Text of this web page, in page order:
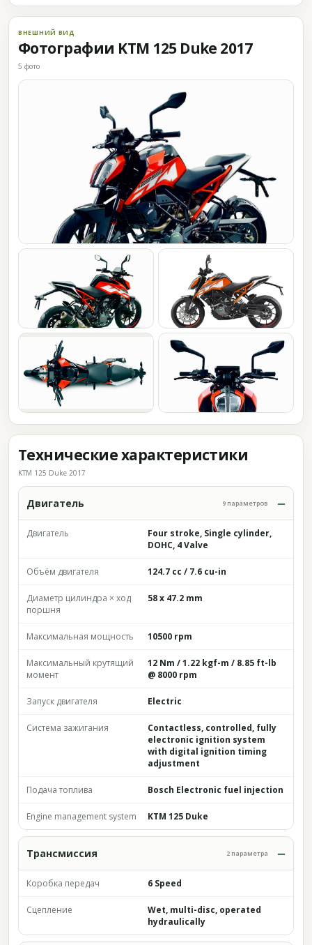
ВНЕШНИЙ ВИД
Фотографии KTM 125 Duke 2017
5 фото
Технические характеристики
KTM 125 Duke 2017
Двигатель 9 параметров
Двигатель
Four stroke, Single cylinder,
DOHC, 4 Valve
Объём двигателя 124.7 cc / 7.6 cu-in
Диаметр цилиндра × ход
поршня
58 x 47.2 mm
Максимальная мощность 10500 rpm
Максимальный крутящий
момент
12 Nm / 1.22 kgf-m / 8.85 ft-lb
@ 8000 rpm
Запуск двигателя Electric
Система зажигания
Contactless, controlled, fully
electronic ignition system
with digital ignition timing
adjustment
Подача топлива Bosch Electronic fuel injection
Engine management system KTM 125 Duke
Трансмиссия 2 параметра
Коробка передач 6 Speed
Сцепление
Wet, multi-disc, operated
hydraulically